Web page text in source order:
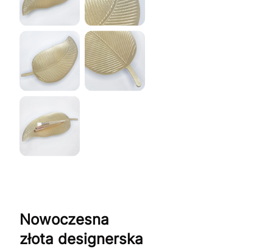
Nowoczesna
złota designerska